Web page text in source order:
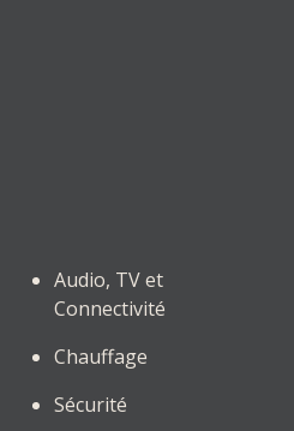
Audio, TV et
Connectivité
Chauffage
Sécurité